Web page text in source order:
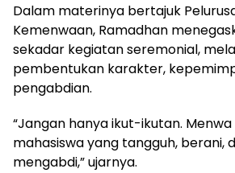
Dalam materinya bertajuk
Kemenwaan, Ramadhan
sekadar kegiatan seremonial,
pembentukan karakter,
pengabdian.
“Jangan hanya ikut-ikutan.
mahasiswa yang tangguh, berani,
mengabdi,” ujarnya.